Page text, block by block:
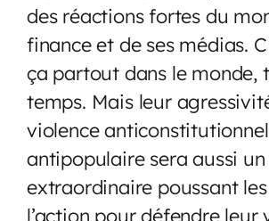
des réactions fortes du
finance et de ses médias.
ça partout dans le monde,
temps. Mais leur
violence
antipopulaire sera aussi
extraordinaire poussant
l’action pour défendre leur